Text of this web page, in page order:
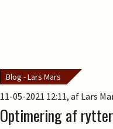
Blog - Lars Mars
11-05-2021 12:11, af Lars
Optimering af